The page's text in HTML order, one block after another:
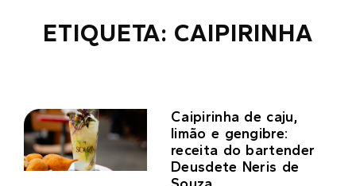
ETIQUETA: CAIPIRINHA
Caipirinha de caju,
limão e gengibre:
receita do bartender
Deusdete Neris de